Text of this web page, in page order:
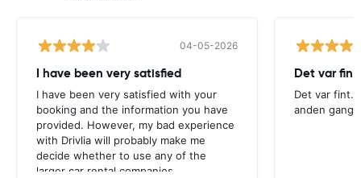
04-05-2026
I have been very satisfied
I have been very satisfied with your
booking and the information you have
provided. However, my bad experience
with Drivlia will probably make me
decide whether to use any of the
larger car rental companies.
Det var
Det var fint.
anden gang